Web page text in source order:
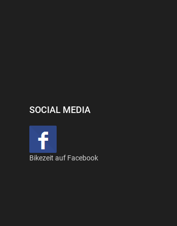
SOCIAL MEDIA
Bikezeit auf Facebook